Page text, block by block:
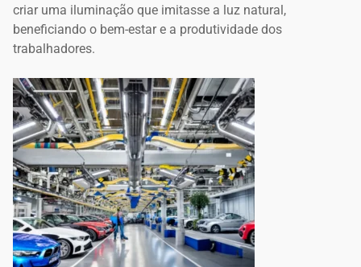
criar uma iluminação que imitasse a luz natural,
beneficiando o bem-estar e a produtividade dos
trabalhadores.